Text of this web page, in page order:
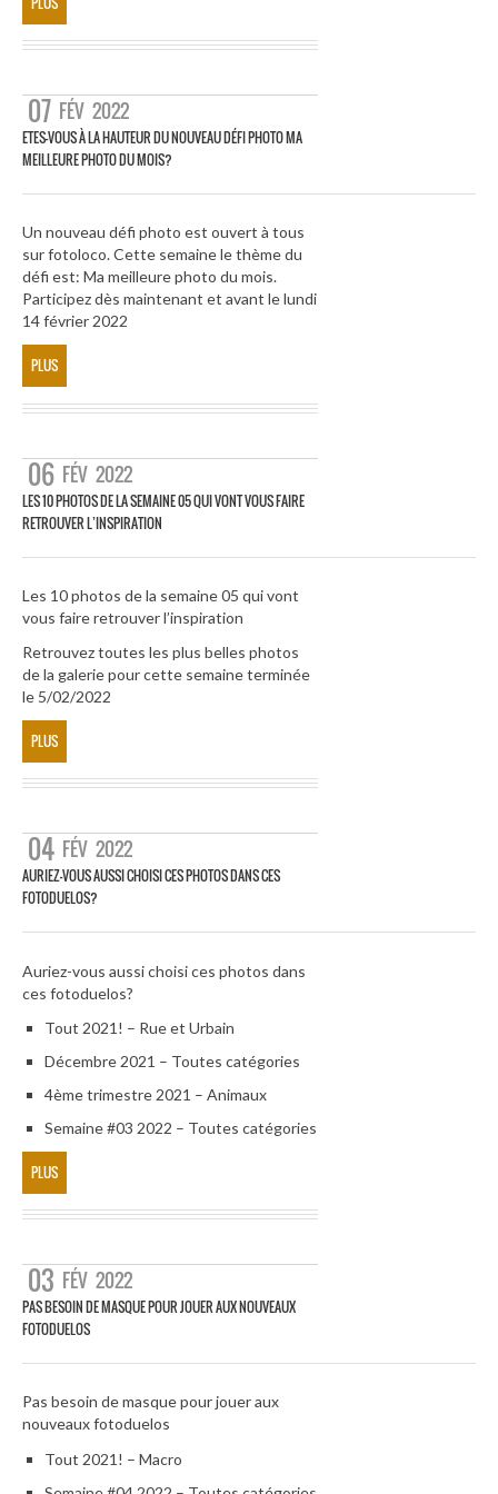
07 FÉV 2022
ETES-VOUS À LA HAUTEUR DU NOUVEAU DÉFI PHOTO MA
MEILLEURE PHOTO DU MOIS?
Un nouveau défi photo est ouvert à tous
sur fotoloco. Cette semaine le thème du
défi est: Ma meilleure photo du mois.
Participez dès maintenant et avant le lundi
14 février 2022
PLUS
06 FÉV 2022
LES 10 PHOTOS DE LA SEMAINE 05 QUI VONT VOUS FAIRE
RETROUVER L’INSPIRATION
Les 10 photos de la semaine 05 qui vont
vous faire retrouver l’inspiration
Retrouvez toutes les plus belles photos
de la galerie pour cette semaine terminée
le 5/02/2022
PLUS
04 FÉV 2022
AURIEZ-VOUS AUSSI CHOISI CES PHOTOS DANS CES
FOTODUELOS?
Auriez-vous aussi choisi ces photos dans
ces fotoduelos?
Tout 2021! – Rue et Urbain
Décembre 2021 – Toutes catégories
4ème trimestre 2021 – Animaux
Semaine #03 2022 – Toutes catégories
PLUS
03 FÉV 2022
PAS BESOIN DE MASQUE POUR JOUER AUX NOUVEAUX
FOTODUELOS
Pas besoin de masque pour jouer aux
nouveaux fotoduelos
Tout 2021! – Macro